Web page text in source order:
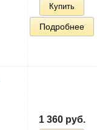
Купить
Подробнее
1 360 руб.